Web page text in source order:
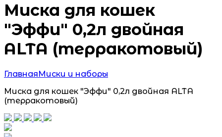
Миска для кошек
"Эффи" 0,2л двойная
ALTA (терракотовый)
ГлавнаяМиски и наборы
Миска для кошек "Эффи" 0,2л двойная ALTA
(терракотовый)